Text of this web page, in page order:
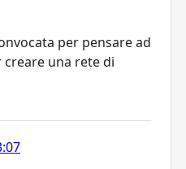
per pensare ad
una rete di